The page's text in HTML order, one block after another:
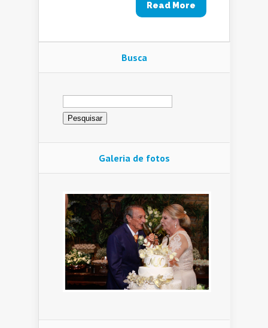
Read More
Busca
Pesquisar
por:
Galeria de fotos